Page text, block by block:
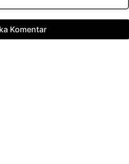
Komentar